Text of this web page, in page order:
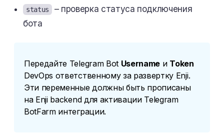
status
– проверка статуса подключения
бота
Передайте Telegram Bot Username и Token
DevOps ответственному за развертку Enji.
Эти переменные должны быть прописаны
на Enji backend для активации Telegram
BotFarm интеграции.